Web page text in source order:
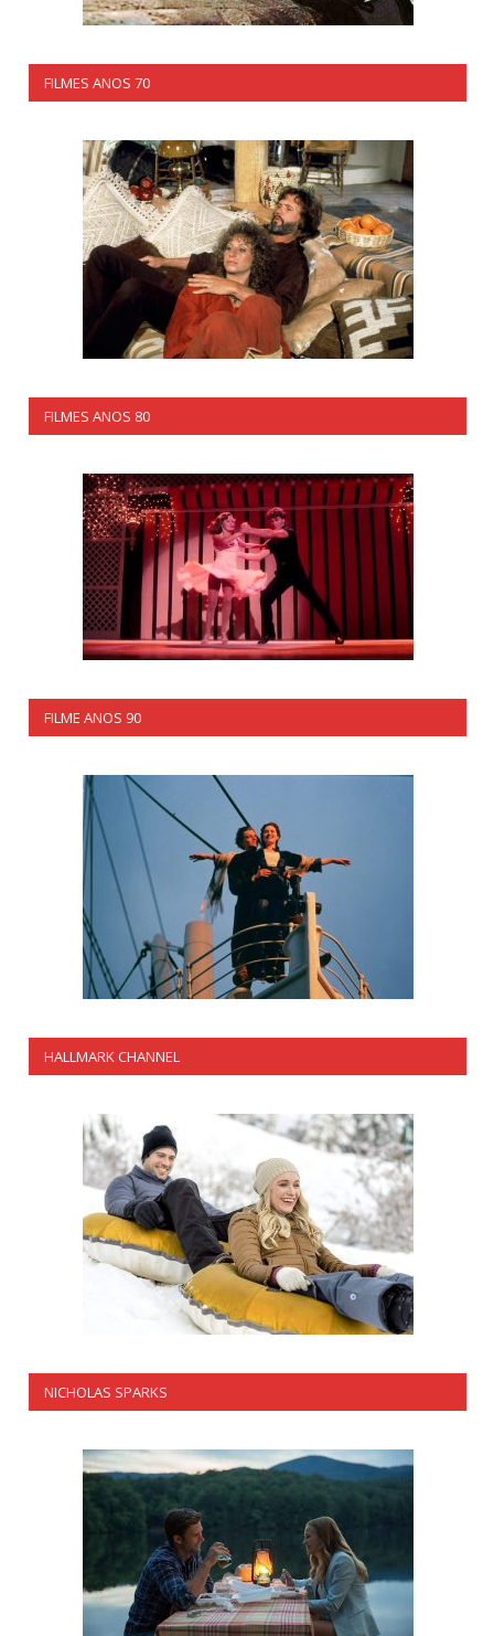
FILMES ANOS 70
FILMES ANOS 80
FILME ANOS 90
HALLMARK CHANNEL
NICHOLAS SPARKS